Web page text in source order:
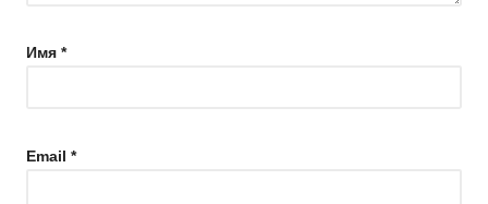
Имя *
Email *